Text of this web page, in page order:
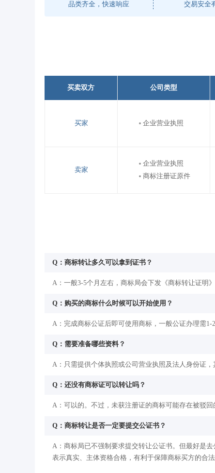
品类齐全，快速响应 交易安全
买卖双方 公司类型
买家 企业营业执照
卖家
企业营业执照
商标注册证原件
Q：商标转让多久可以拿到证书？
A：一般3-5个月左右，商标局会下发《商标转让证明》
Q：购买的商标什么时候可以开始使用？
A：完成商标公证后即可使用商标，一般公证办理需1-2
Q：需要准备哪些资料？
A：只需提供个体执照或公司营业执照及法人身份证
Q：还没有商标证可以转让吗？
A：可以的。不过，未获注册证的商标可能存在被驳
Q：商标转让是否一定要提交公证书？
A：商标局已不强制要求提交转让公证书。但最好是
表示真实、主体资格合格，有利于保障商标买方的合